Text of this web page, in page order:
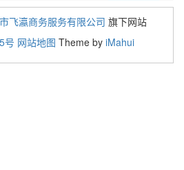
飞瀛商务服务有限公司 旗下网站
号 网站地图 Theme by iMahui